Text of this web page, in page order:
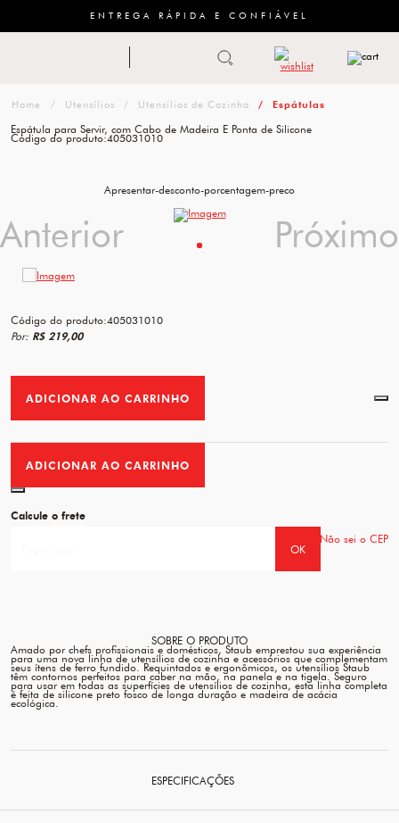
ENTREGA RÁPIDA E CONFIÁVEL
FACAS
TESOURAS
Utensílios Utensílios de Cozinha Espátulas
Código do produto:405031010
Por: R$ 219,00
ADICIONAR AO CARRINHO
ADICIONAR AO CARRINHO
Favorito
Calcule o frete
OK
Não sei o CEP
Espátula para Servir, com Cabo de Madeira E Ponta de Silicone
Código do produto:405031010
Apresentar-desconto-porcentagem-preco
Anterior Próximo
Anterior Próximo
SOBRE O PRODUTO
Amado por chefs profissionais e domésticos, Staub emprestou sua experiência
para uma nova linha de utensílios de cozinha e acessórios que complementam
seus ítens de ferro fundido. Requintados e ergonômicos, os utensílios Staub
têm contornos perfeitos para caber na mão, na panela e na tigela. Seguro
para usar em todas as superfícies de utensílios de cozinha, esta linha completa
é feita de silicone preto fosco de longa duração e madeira de acácia
ecológica.
ESPECIFICAÇÕES